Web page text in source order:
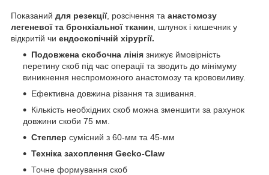
Показаний для резекції, розсічення та анастомозу
легеневої та бронхіальної тканин , шлунок і кишечник у
відкритій чи ендоскопічній хірургії.
Подовжена скобочна лінія знижує ймовірність
перетину скоб під час операції та зводить до мінімуму
виникнення неспроможного анастомозу та крововиливу.
Ефективна довжина різання та зшивання.
Кількість необхідних скоб можна зменшити за рахунок
довжини скоби 75 мм.
Степлер сумісний з 60-мм та 45-мм
Техніка захоплення Gecko-Claw
Точне формування скоб